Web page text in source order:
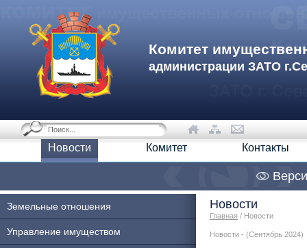
Комитет
администрации ЗАТО
Новости Комитет Контакты
Земельные отношения
Управление имуществом
Новости
Главная / Новости
Новости - (Сентябрь 2024)